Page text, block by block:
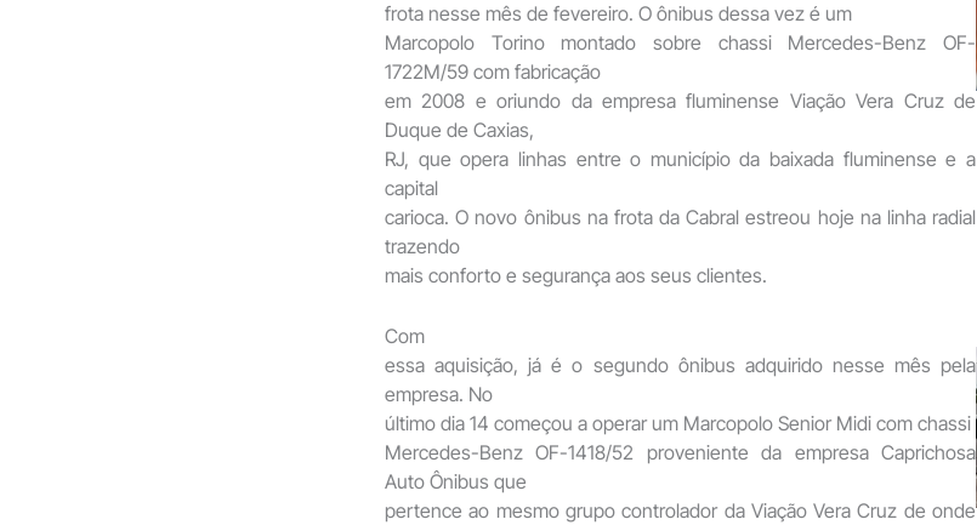
frota nesse mês de fevereiro. O ônibus dessa vez é um
Marcopolo Torino montado sobre chassi Mercedes-Benz OF-
1722M/59 com fabricação
em 2008 e oriundo da empresa fluminense Viação Vera Cruz de
Duque de Caxias,
RJ, que opera linhas entre o município da baixada fluminense e a
capital
carioca. O novo ônibus na frota da Cabral estreou hoje na linha radial
trazendo
mais conforto e segurança aos seus clientes.
Com
essa aquisição, já é o segundo ônibus adquirido nesse mês pela
empresa. No
último dia 14 começou a operar um Marcopolo Senior Midi com chassi
Mercedes-Benz OF-1418/52 proveniente da empresa Caprichosa
Auto Ônibus que
pertence ao mesmo grupo controlador da Viação Vera Cruz de onde